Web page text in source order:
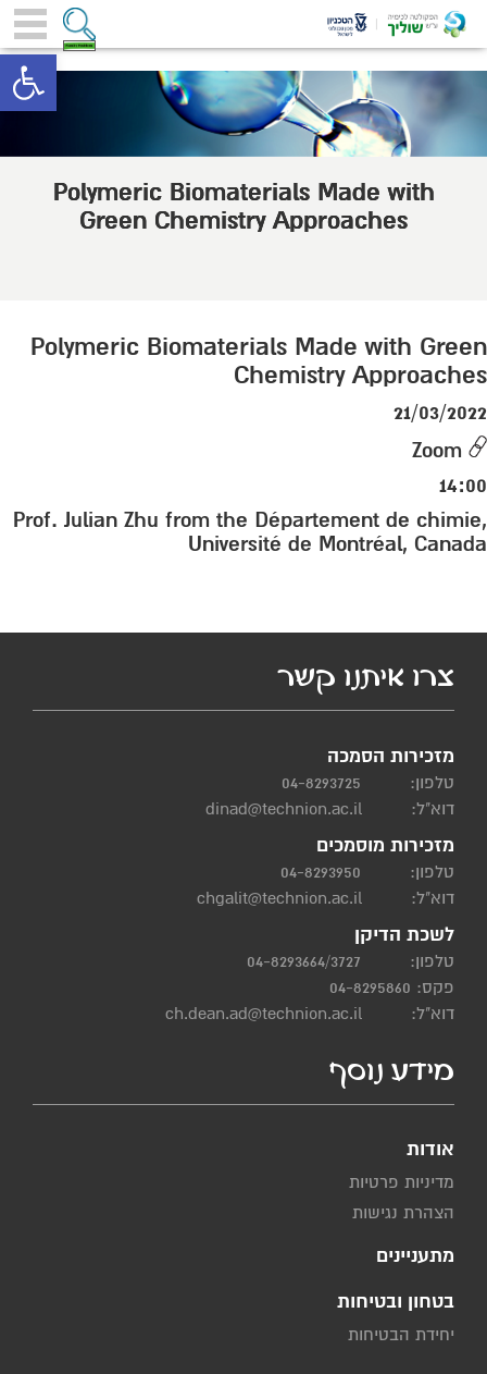
Polymeric Biomaterials Made with
Green Chemistry Approaches
Polymeric Biomaterials Made with Green
Chemistry Approaches
21/03/2022
14:00
Prof. Julian Zhu from the Département de chimie,
Université de Montréal, Canada
צרו איתנו קשר
מזכירות הסמכה
טלפון:
04-8293725
דוא"ל:
dinad@technion.ac.il
מזכירות מוסמכים
טלפון:
04-8293950
דוא"ל:
chgalit@technion.ac.il
לשכת הדיקן
טלפון:
04-8293664/3727
פקס: 04-8295860
דוא"ל:
ch.dean.ad@technion.ac.il
מידע נוסף
אודות
מדיניות פרטיות
הצהרת נגישות
מתעניינים
בטחון ובטיחות
יחידת הבטיחות